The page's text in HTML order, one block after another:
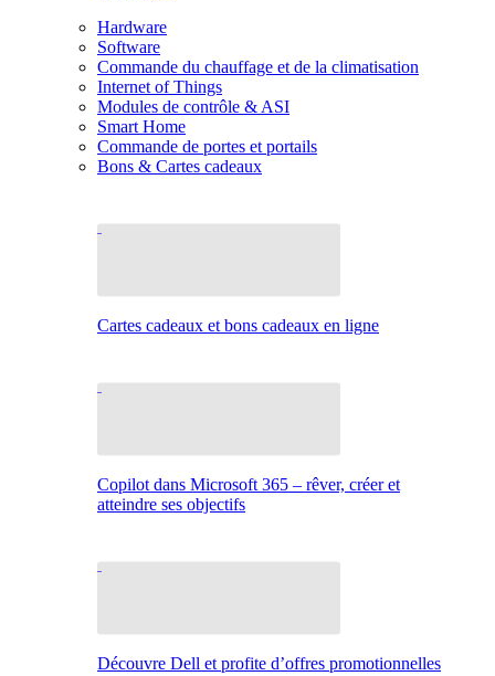
Hardware
Software
Commande du chauffage et de la climatisation
Internet of Things
Modules de contrôle & ASI
Smart Home
Commande de portes et portails
Bons & Cartes cadeaux
Cartes cadeaux et bons cadeaux en ligne
Copilot dans Microsoft 365 – rêver, créer et
atteindre ses objectifs
Découvre Dell et profite d’offres promotionnelles